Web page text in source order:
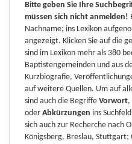
Bitte geben Sie Ihre
müssen sich nicht anmelden!
Nachname; ins Lexikon
angezeigt. Klicken Sie auf die
sind im Lexikon mehr als 380
Baptistengemeinden und aus
Kurzbiografie,
auf weitere Quellen. Um auf
sind auch die Begriffe Vorwort,
oder Abkürzungen ins
sich auch zur Recherche nach
Königsberg, Breslau, Stuttgart;